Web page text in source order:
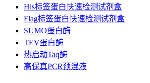
His标签蛋白快速检测试剂盒
Flag标签蛋白快速检测试剂盒
SUMO蛋白酶
TEV蛋白酶
热启动Taq酶
高保真PCR预混液